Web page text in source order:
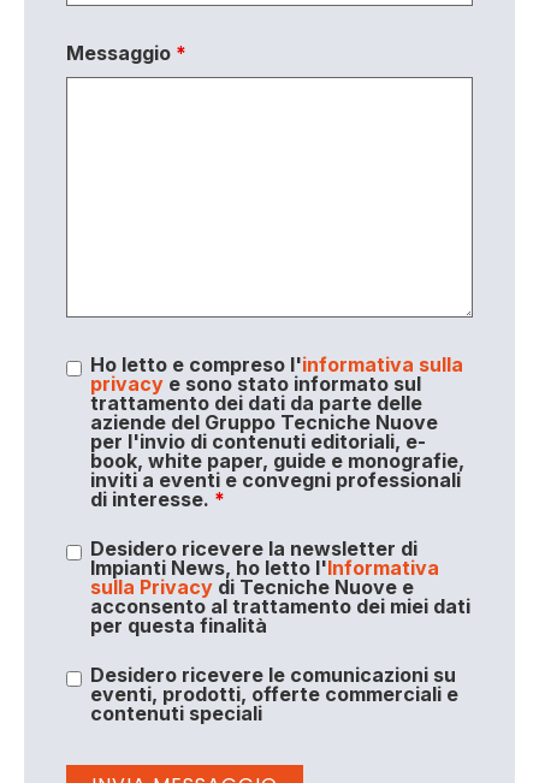
Messaggio *
Ho letto e compreso l'informativa sulla
privacye sono stato informato sul
trattamento dei dati da parte delle
aziende del Gruppo Tecniche Nuove
per l'invio di contenuti editoriali, e-
book, white paper, guide e monografie,
inviti a eventi e convegni professionali
di interesse. *
Desidero ricevere la newsletter di
Impianti News, ho letto l'Informativa
sulla Privacydi Tecniche Nuove e
acconsento al trattamento dei miei dati
per questa finalità
Desidero ricevere le comunicazioni su
eventi, prodotti, offerte commerciali e
contenuti speciali